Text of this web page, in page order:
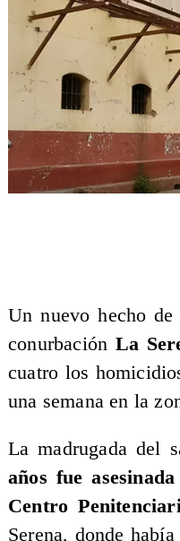
Un nuevo hecho
conurbación La
cuatro los
una semana en la
La madrugada del
años fue
Centro
Serena, donde